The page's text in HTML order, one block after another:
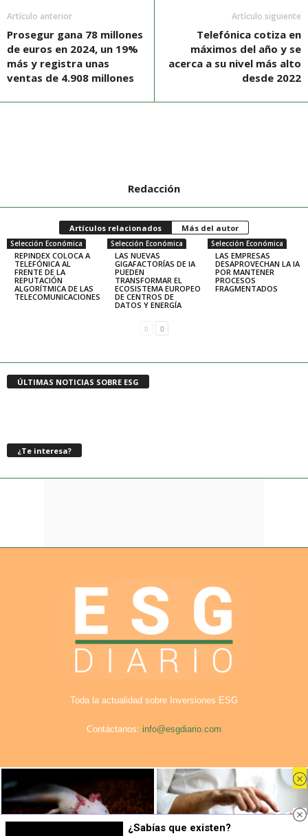
Artículo anterior
Prosegur gana 78 millones
de euros en 2024, un 19%
más y registra unas
ventas de 4.908 millones
Artículo siguiente
Telefónica cotiza en
máximos del año y se
acerca a su nivel más alto
desde 2022
Redacción
Artículos relacionados Más del autor
Selección Económica
REPINDEX COLOCA A
TELEFÓNICA AL
FRENTE DE LA
REPUTACIÓN
ALGORÍTMICA DE LAS
TELECOMUNICACIONES
Selección Económica
LAS NUEVAS
GIGAFACTORÍAS DE IA
PUEDEN
TRANSFORMAR EL
ECOSISTEMA EUROPEO
DE CENTROS DE
DATOS Y ENERGÍA
Selección Económica
LAS EMPRESAS
DESAPROVECHAN LA IA
POR MANTENER
PROCESOS
FRAGMENTADOS
ÚLTIMAS NOTICIAS SOBRE ESG
¿Te interesa?
Toda la actualidad sobre Inversiones ESG
Contáctanos: info@esgdiario.com
Aviso Legal Privacidad Cookies
Publicidad en ESG Diario
¿Sabías que existen?